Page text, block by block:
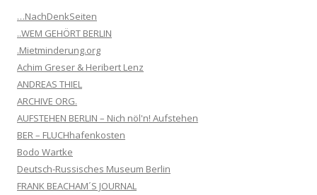
…NachDenkSeiten
..WEM GEHÖRT BERLIN
.Mietminderung.org
Achim Greser & Heribert Lenz
ANDREAS THIEL
ARCHIVE ORG.
AUFSTEHEN BERLIN – Nich nöl'n! Aufstehen
BER – FLUCHhafenkosten
Bodo Wartke
Deutsch-Russisches Museum Berlin
FRANK BEACHAM´S JOURNAL